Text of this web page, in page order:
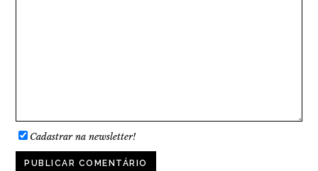
Cadastrar na newsletter!